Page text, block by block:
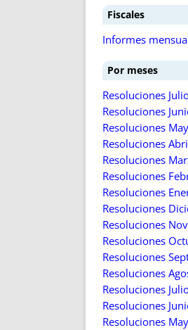
Fiscales
Informes
Por meses
Resoluciones
Resoluciones
Resoluciones
Resoluciones
Resoluciones
Resoluciones
Resoluciones
Resoluciones
Resoluciones
Resoluciones
Resoluciones
Resoluciones
Resoluciones
Resoluciones
Resoluciones